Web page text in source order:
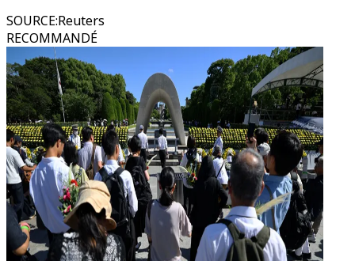
SOURCE:Reuters
RECOMMANDÉ